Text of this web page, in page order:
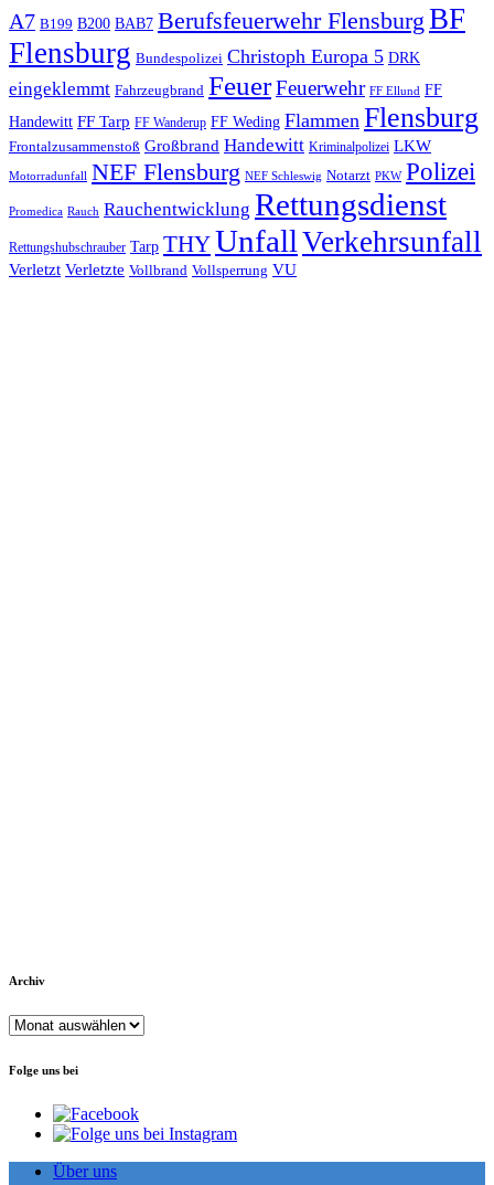
A7 B199 B200 BAB7 Berufsfeuerwehr Flensburg BF
Flensburg Bundespolizei Christoph Europa 5 DRK
eingeklemmt Fahrzeugbrand FeuerFeuerwehr FF Ellund FF
Handewitt FF Tarp FF Wanderup FF Weding Flammen Flensburg
Frontalzusammenstoß Großbrand Handewitt Kriminalpolizei LKW
Motorradunfall NEF Flensburg NEF Schleswig Notarzt PKW Polizei
Promedica Rauch Rauchentwicklung Rettungsdienst
Rettungshubschrauber Tarp THYUnfall Verkehrsunfall
Verletzt Verletzte Vollbrand Vollsperrung VU
Archiv
Archiv
Folge uns bei
Über uns